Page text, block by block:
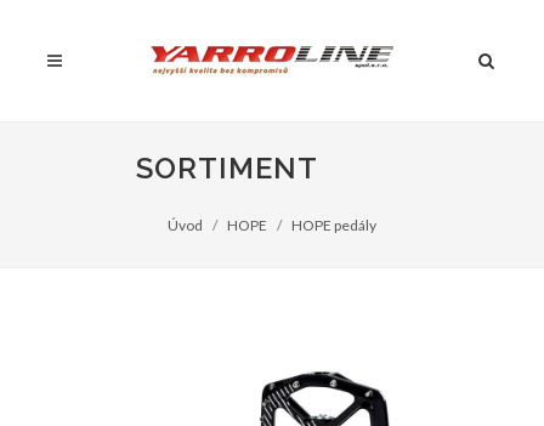
SORTIMENT
Úvod HOPE HOPE pedály